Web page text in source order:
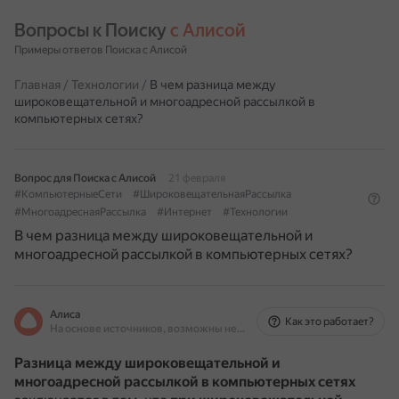
Вопросы к Поиску с Алисой
Примеры ответов Поиска с Алисой
Главная / Технологии / В чем разница между
широковещательной и многоадресной рассылкой в
компьютерных сетях?
Вопрос для Поиска с Алисой
21 февраля
#КомпьютерныеСети
#ШироковещательнаяРассылка
#МногоадреснаяРассылка
#Интернет #Технологии
В чем разница между широковещательной и
многоадресной рассылкой в компьютерных сетях?
Алиса
На основе источников, возможны неточности
Как это работает?
Разница между широковещательной и
многоадресной рассылкой в компьютерных сетях